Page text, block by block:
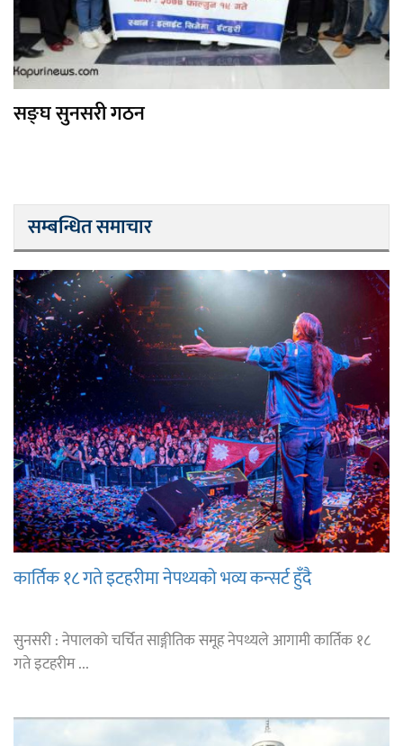
सङ्घ सुनसरी गठन
सम्बन्धित समाचार
कार्तिक १८ गते इटहरीमा नेपथ्यको भव्य कन्सर्ट हुँदै
सुनसरी : नेपालको चर्चित साङ्गीतिक समूह नेपथ्यले आगामी कार्तिक १८
गते इटहरीम ...